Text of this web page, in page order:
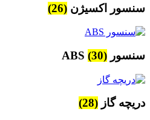
سنسور اکسیژن (26)
سنسور ABS (30)
دریچه گاز (28)